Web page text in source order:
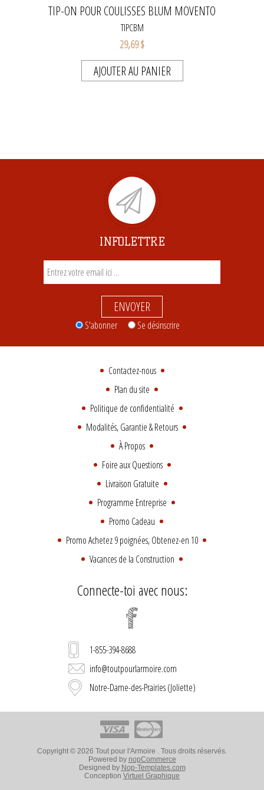
TIP-ON POUR COULISSES BLUM MOVENTO
TIPCBM
29,69 $
AJOUTER AU PANIER
INFOLETTRE
ENVOYER
S'abonner Se désinscrire
Contactez-nous
Plan du site
Politique de confidentialité
Modalités, Garantie & Retours
À Propos
Foire aux Questions
Livraison Gratuite
Programme Entreprise
Promo Cadeau
Promo Achetez 9 poignées, Obtenez-en 10
Vacances de la Construction
Connecte-toi avec nous:
1-855-394-8688
info@toutpourlarmoire.com
Notre-Dame-des-Prairies (Joliette)
Copyright © 2026 Tout pour l'Armoire . Tous droits réservés.
Powered by nopCommerce
Designed by Nop-Templates.com
Conception Virtuel Graphique